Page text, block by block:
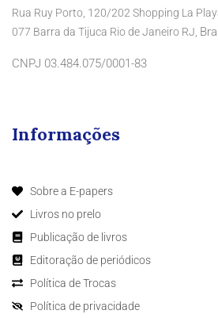
Rua Ruy Porto, 120/202 Shopping La
077 Barra da Tijuca Rio de Janeiro RJ,
CNPJ 03.484.075/0001-83
Informações
Sobre a E-papers
Livros no prelo
Publicação de livros
Editoração de periódicos
Política de Trocas
Política de privacidade